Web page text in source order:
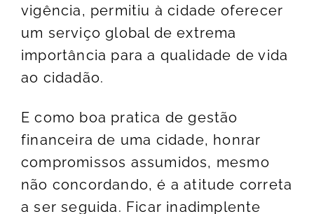
vigência, permitiu à cidade oferecer
um serviço global de extrema
importância para a qualidade de vida
ao cidadão.
E como boa pratica de gestão
financeira de uma cidade, honrar
compromissos assumidos, mesmo
não concordando, é a atitude correta
a ser seguida. Ficar inadimplente